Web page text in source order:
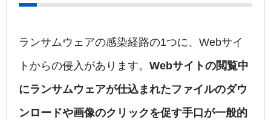
ランサムウェアの感染経路の1つに、Webサイ
トからの侵入があります。 Webサイトの閲覧中
にランサムウェアが仕込まれたファイルのダウ
ンロードや画像のクリックを促す手口が一般的